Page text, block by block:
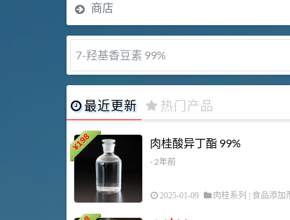
商店
醇溶苯胺黑 99%
最近更新 热门产品
¥
198 肉桂酸异丁酯 99%
- 2年前
2025-01-09 肉桂系列 食品添加